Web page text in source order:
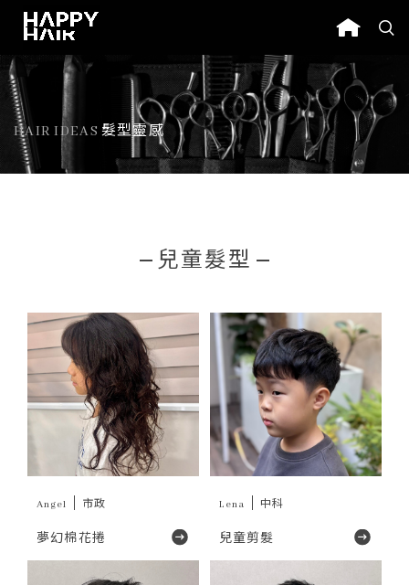
HAIR IDEAS 髮型靈感
兒童髮型
Angel 市政
夢幻棉花捲
Lena 中科
兒童剪髮